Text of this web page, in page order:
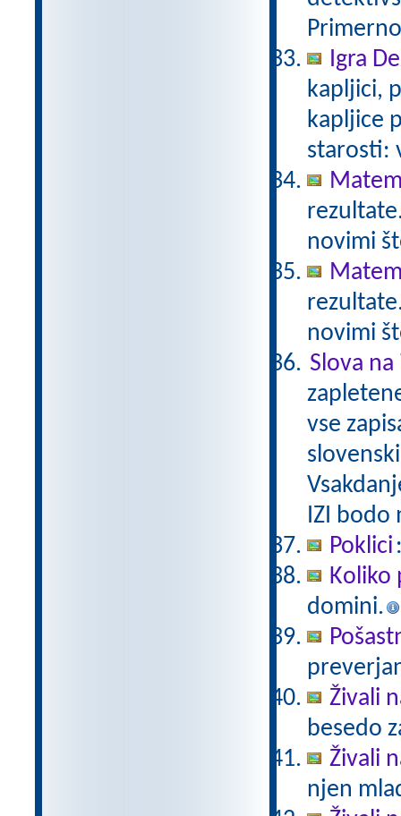
Igra
kapljici,
kapljice
starosti:
novimi
novimi
Slova na
vse
IZI bodo
Poklici
Koliko
domini.
Živali
besedo
Živali
njen